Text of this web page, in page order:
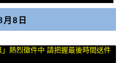
8日
」熱烈徵件中 請把握最後時間送件